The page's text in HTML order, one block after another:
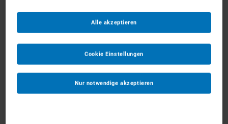
Büroflächen auf dem Dach eines Kurhauses.
Nur notwendige akzeptieren
Alle akzeptieren
Cookie Einstellungen